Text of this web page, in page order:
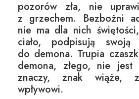
pozorów zła, nie
z grzechem. Bezbożni
nie ma dla nich
ciało, podpisują swoją
do demona. Trupia
demona, złego, nie jest
znaczy, znak wiąże,
wpływowi.